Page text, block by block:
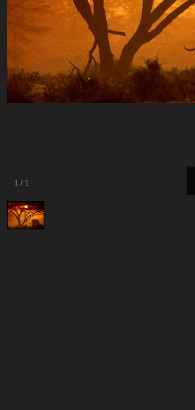
1 / 1